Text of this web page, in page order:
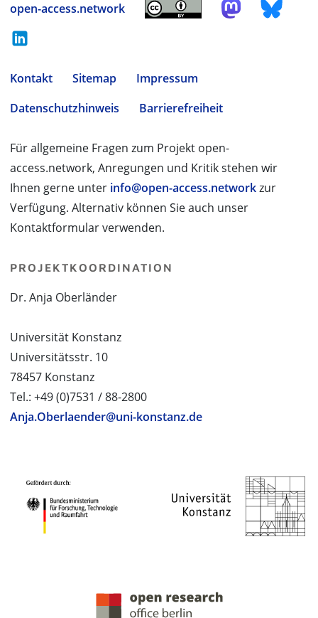
open-access.network
Kontakt Sitemap
Impressum
Datenschutzhinweis
Barrierefreiheit
Für allgemeine Fragen zum Projekt open-
access.network, Anregungen und Kritik stehen wir
Ihnen gerne unter info@open-access.networkzur
Verfügung. Alternativ können Sie auch unser
Kontaktformular verwenden.
PROJEKTKOORDINATION
Dr. Anja Oberländer
Universität Konstanz
Universitätsstr. 10
78457 Konstanz
Tel.: +49 (0)7531 / 88-2800
Anja.Oberlaender@uni-konstanz.de